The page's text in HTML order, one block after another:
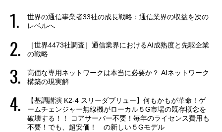
世界の通信事業者33社の成長戦略：通信業界の収益を次の
レベルへ
［世界4473社調査］通信業界におけるAI成熟度と先駆企業
の戦略
高価な専用ネットワークは本当に必要か？ AIネットワーク
構築の現実解
【基調講演 K2-4 スリーダブリュー】何もかもが革命！ゲ
ームチェンジャー無線機がローカル５G市場の既存概念を
破壊する！！ コアサーバー不要！毎年のライセンス費用も
不要！でも、超安価！ の新しい５Gモデル